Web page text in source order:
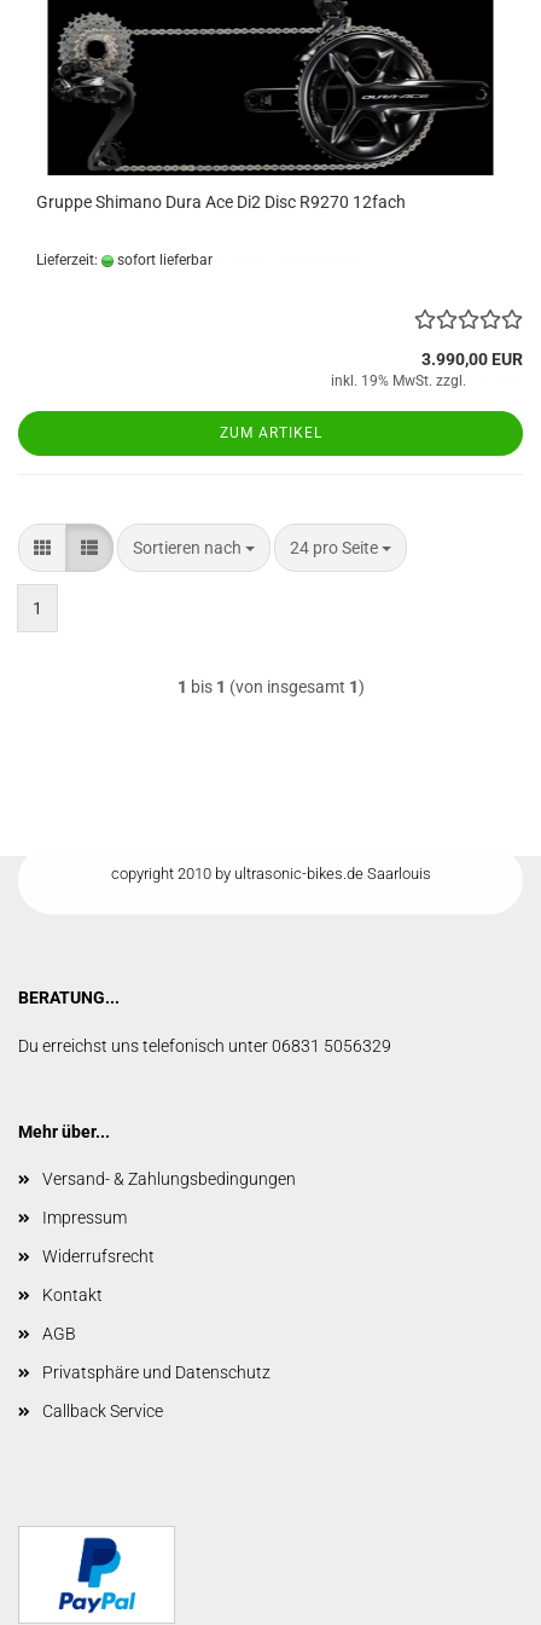
Gruppe Shimano Dura Ace Di2 Disc R9270 12fach
Lieferzeit: sofort lieferbar
3.990,00 EUR
inkl. 19% MwSt. zzgl.
ZUM ARTIKEL
Sortieren nach
Sortieren nach 24 pro Seite
pro Seite
1
1 bis 1 (von insgesamt 1)
copyright 2010 by ultrasonic-bikes.de Saarlouis
BERATUNG...
Du erreichst uns telefonisch unter 06831 5056329
Mehr über...
Versand- & Zahlungsbedingungen
Impressum
Widerrufsrecht
Kontakt
AGB
Privatsphäre und Datenschutz
Callback Service